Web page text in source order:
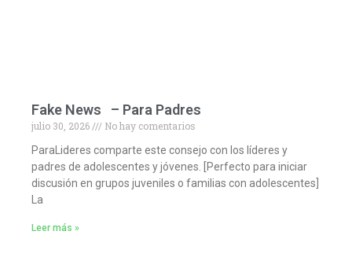
Fake News – Para Padres
julio 30, 2026
No hay comentarios
ParaLideres comparte este consejo con los líderes y
padres de adolescentes y jóvenes. [Perfecto para iniciar
discusión en grupos juveniles o familias con adolescentes]
La
Leer más »